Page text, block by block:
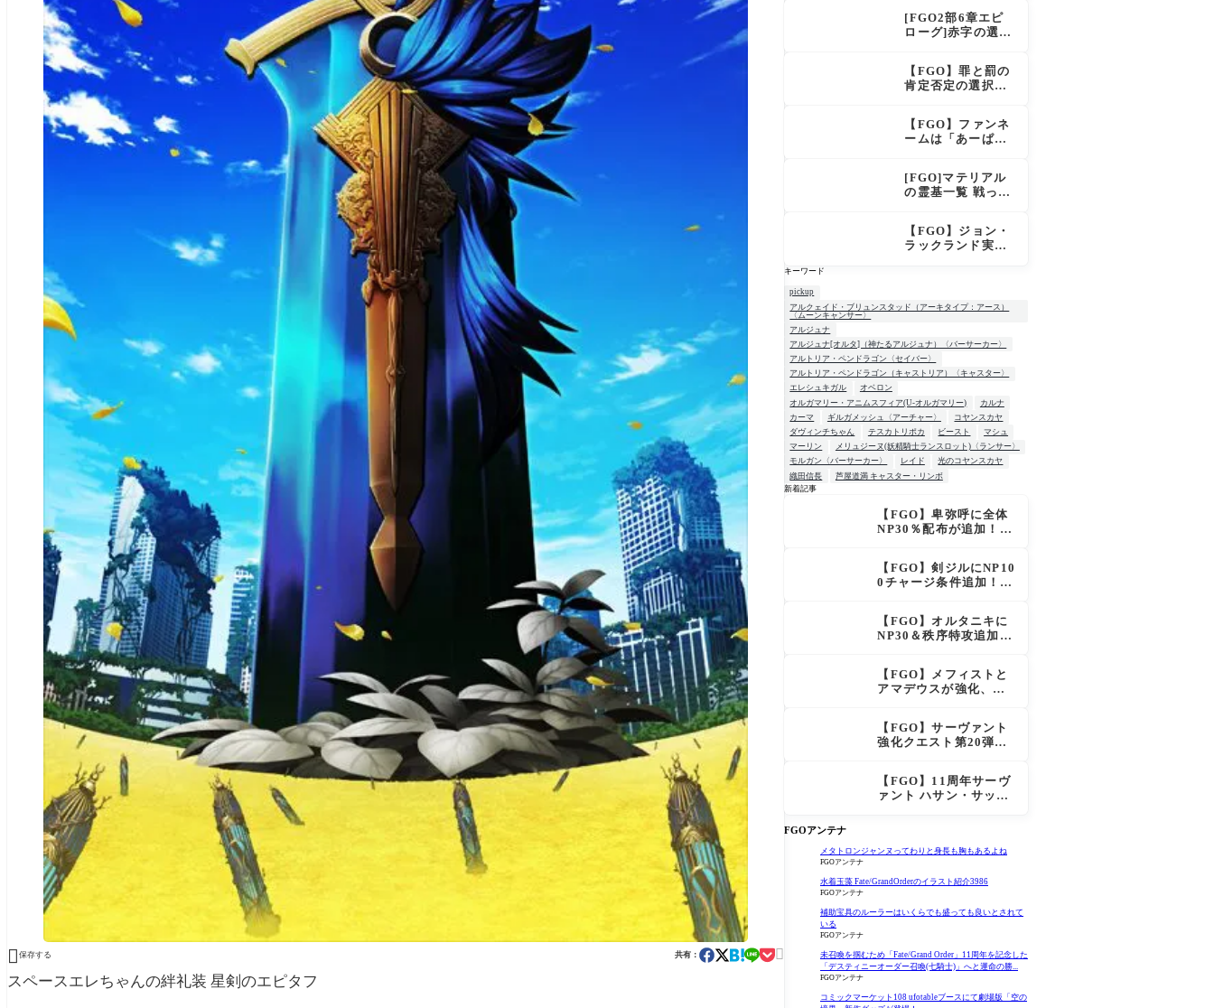
 保存する 共有：

スペースエレちゃんの絆礼装 星剣のエピタフ
ズライール)の性能
と霊基再臨
[FGO2部6章エピ
ローグ]赤字の選択
スキップ不可選択
肢でオベロンを疑
う選択肢を選ぶと
さ？）が上がり出
てくる
【FGO】罪と罰の
肯定否定の選択肢
の？
【FGO】ファンネ
ームは「あーぱー
5,300QP
[FGO]マテリアル
の霊基一覧 戦った
ンが未召喚表示に
ならないのは何
故？
【FGO】ジョン・
ラックランド実
能は高め？再臨で
キーワード
pickup
アルクェイド・ブリュンスタッド（アーキタイプ：アース）
〈ムーンキャンサー〉
アルジュナ
アルジュナ[オルタ]（神たるアルジュナ）〈バーサーカー〉
アルトリア・ペンドラゴン〈セイバー〉
アルトリア・ペンドラゴン（キャストリア）〈キャスター〉
エレシュキガル
オベロン
オルガマリー・アニムスフィア(U-オルガマリー)
カルナ
カーマ
ギルガメッシュ〈アーチャー〉
コヤンスカヤ
ダヴィンチちゃん
テスカトリポカ ビースト
マシュ
マーリン
メリュジーヌ(妖精騎士ランスロット)〈ランサー〉
モルガン〈バーサーカー〉
レイド
光のコヤンスカヤ
織田信長
芦屋道満 キャスター・リンボ
新着記事
【FGO】卑弥呼に全体
NP30％配布が追加！ジ
【FGO】剣ジルにNP10
0チャージ条件追加！術
【FGO】オルタニキに
NP30＆秩序特攻追加で
とは思えない」の反響
【FGO】メフィストと
アマデウスが強化、ア
に「最強でワロタ」の
声
【FGO】サーヴァント
強化クエスト第20弾！
【FGO】11周年サーヴ
ァント ハサン・サッバ
FGOアンテナ
メタトロンジャンヌってわりと身長も胸もあるよね
FGOアンテナ
水着玉藻 Fate/GrandOrderのイラスト紹介3986
FGOアンテナ
補助宝具のルーラーはいくらでも盛っても良いとされて
いる
FGOアンテナ
未召喚を掴むため「Fate/Grand Order」11周年を記念した
「デスティニーオーダー召喚(七騎士)」へと運命の勝...
FGOアンテナ
コミックマーケット108 ufotableブースにて劇場版「空の